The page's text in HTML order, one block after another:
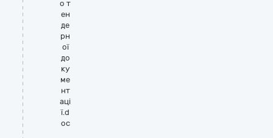
о т
ен
де
рн
ої
до
ку
ме
нт
аці
ї.d
oc